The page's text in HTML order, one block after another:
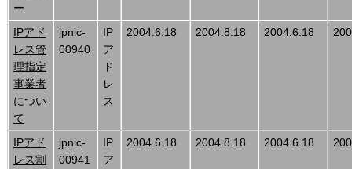
ー
IPアド
レス管
理指定
事業者
につい
て
jpnic-
00940
IP
ア
ド
レ
ス
2004.6.18 2004.8.18 2004.6.18
IPアド
レス割
jpnic-
00941
IP
ア
2004.6.18 2004.8.18 2004.6.18